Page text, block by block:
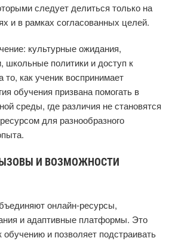
следует делиться только на
и в рамках согласованных целей.
культурные ожидания,
школьные политики и доступ к
как ученик воспринимает
обучения призвана помогать в
среды, где различия не становятся
для разнообразного
И ВОЗМОЖНОСТИ
онлайн-ресурсы,
и адаптивные платформы. Это
обучению и позволяет подстраивать